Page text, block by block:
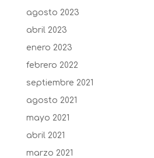
agosto 2023
abril 2023
enero 2023
febrero 2022
septiembre 2021
agosto 2021
mayo 2021
abril 2021
marzo 2021